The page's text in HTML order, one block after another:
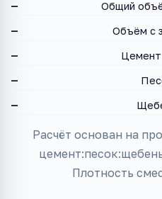
— Общий
— Объём с
—
—
—
Расчёт основан на
Плотность